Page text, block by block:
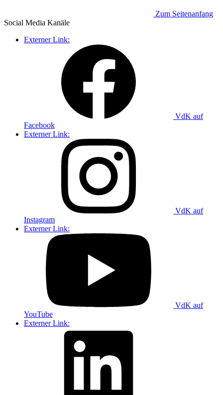
Zum Seitenanfang
Social Media Kanäle
Externer Link:
VdK auf
Facebook
Externer Link:
VdK auf
Instagram
Externer Link:
VdK auf
YouTube
Externer Link: